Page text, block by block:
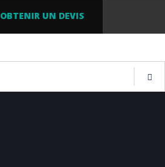
OBTENIR UN DEVIS